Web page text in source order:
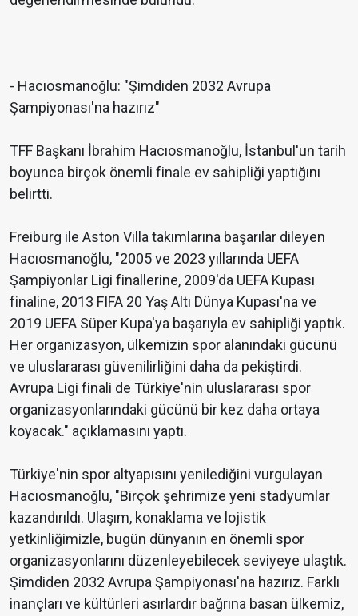
- Hacıosmanoğlu: "Şimdiden 2032 Avrupa
Şampiyonası'na hazırız"
TFF Başkanı İbrahim Hacıosmanoğlu, İstanbul'un tarih
boyunca birçok önemli finale ev sahipliği yaptığını
belirtti.
Freiburg ile Aston Villa takımlarına başarılar dileyen
Hacıosmanoğlu, "2005 ve 2023 yıllarında UEFA
Şampiyonlar Ligi finallerine, 2009'da UEFA Kupası
finaline, 2013 FIFA 20 Yaş Altı Dünya Kupası'na ve
2019 UEFA Süper Kupa'ya başarıyla ev sahipliği yaptık.
Her organizasyon, ülkemizin spor alanındaki gücünü
ve uluslararası güvenilirliğini daha da pekiştirdi.
Avrupa Ligi finali de Türkiye'nin uluslararası spor
organizasyonlarındaki gücünü bir kez daha ortaya
koyacak." açıklamasını yaptı.
Türkiye'nin spor altyapısını yenilediğini vurgulayan
Hacıosmanoğlu, "Birçok şehrimize yeni stadyumlar
kazandırıldı. Ulaşım, konaklama ve lojistik
yetkinliğimizle, bugün dünyanın en önemli spor
organizasyonlarını düzenleyebilecek seviyeye ulaştık.
Şimdiden 2032 Avrupa Şampiyonası'na hazırız. Farklı
inançları ve kültürleri asırlardır bağrına basan ülkemiz,